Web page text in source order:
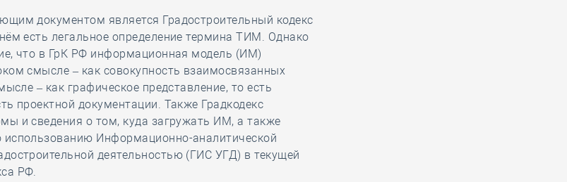
документом является Градостроительный кодекс
есть легальное определение термина ТИМ. Однако
что в ГрК РФ информационная модель (ИМ)
смысле – как совокупность взаимосвязанных
– как графическое представление, то есть
проектной документации. Также Градкодекс
и сведения о том, куда загружать ИМ, а также
Информационно-аналитической
деятельностью (ГИС УГД) в текущей
РФ.